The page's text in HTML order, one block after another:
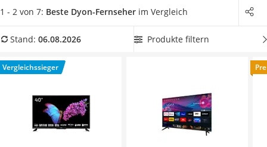
Gaming-Headset
Schnurloses Telefon
Tablets unter 200 Euro
Lichtwecker
Acer Aspire
jetzt aus unserer Vergleichstabelle einen Dyon-Fernseher mit
hochauflösenden Bild zu profitieren. Zudem verbessert eine
Hause sichtlich. Überzeugt hat uns hier im August 2026
besonders das Modell
1 - 2 von 7: Beste Dyon-Fernseher im Vergleich
Stand: 06.08.2026 Produkte filtern
Vergleichssieger